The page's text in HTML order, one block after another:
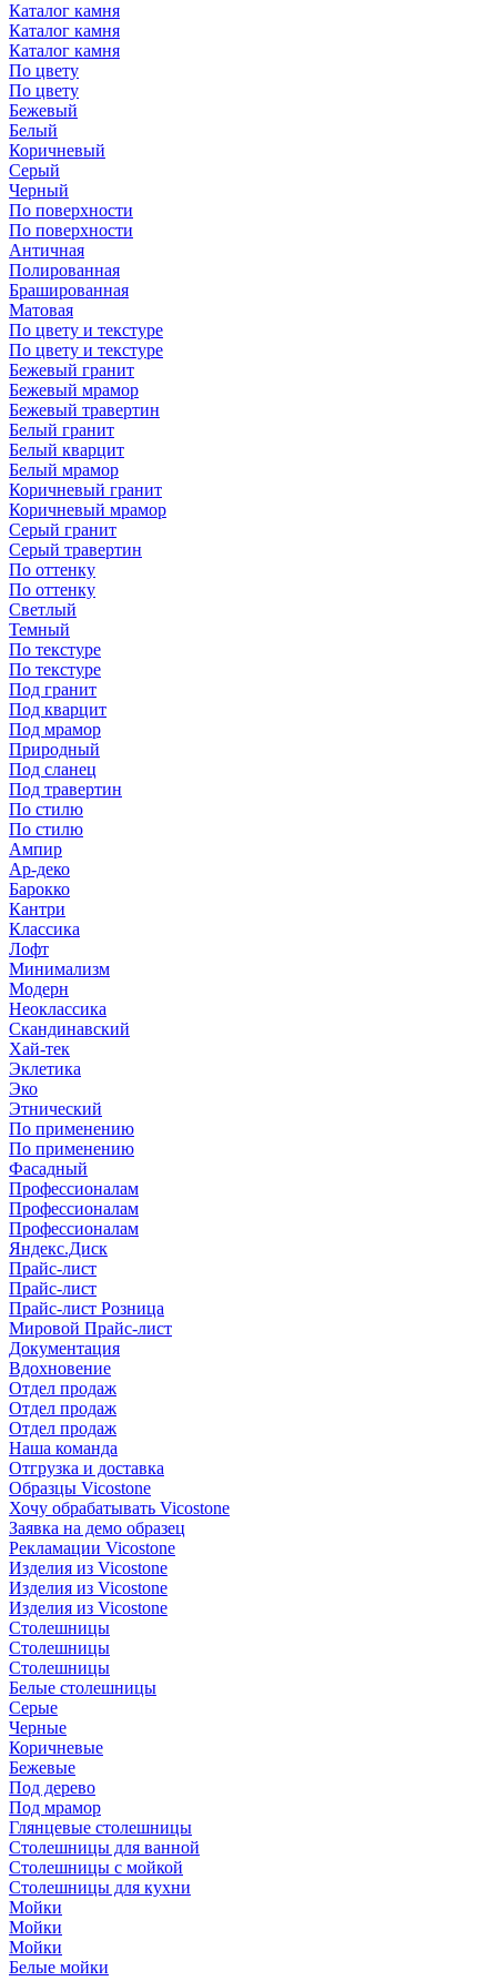
Каталог камня
Каталог камня
Каталог камня
По цвету
По цвету
Бежевый
Белый
Коричневый
Серый
Черный
По поверхности
По поверхности
Античная
Полированная
Брашированная
Матовая
По цвету и текстуре
По цвету и текстуре
Бежевый гранит
Бежевый мрамор
Бежевый травертин
Белый гранит
Белый кварцит
Белый мрамор
Коричневый гранит
Коричневый мрамор
Серый гранит
Серый травертин
По оттенку
По оттенку
Светлый
Темный
По текстуре
По текстуре
Под гранит
Под кварцит
Под мрамор
Природный
Под сланец
Под травертин
По стилю
По стилю
Ампир
Ар-деко
Барокко
Кантри
Классика
Лофт
Минимализм
Модерн
Неоклассика
Скандинавский
Хай-тек
Эклетика
Эко
Этнический
По применению
По применению
Фасадный
Профессионалам
Профессионалам
Профессионалам
Яндекс.Диск
Прайс-лист
Прайс-лист
Прайс-лист Розница
Мировой Прайс-лист
Документация
Вдохновение
Отдел продаж
Отдел продаж
Отдел продаж
Наша команда
Отгрузка и доставка
Образцы Vicostone
Хочу обрабатывать Vicostone
Заявка на демо образец
Рекламации Vicostone
Изделия из Vicostone
Изделия из Vicostone
Изделия из Vicostone
Столешницы
Столешницы
Столешницы
Белые столешницы
Серые
Черные
Коричневые
Бежевые
Под дерево
Под мрамор
Глянцевые столешницы
Столешницы для ванной
Столешницы с мойкой
Столешницы для кухни
Мойки
Мойки
Мойки
Белые мойки